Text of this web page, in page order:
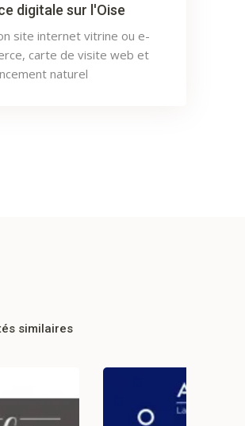
digitale sur l'Oise
site internet vitrine ou e-
carte de visite web et
naturel
similaires